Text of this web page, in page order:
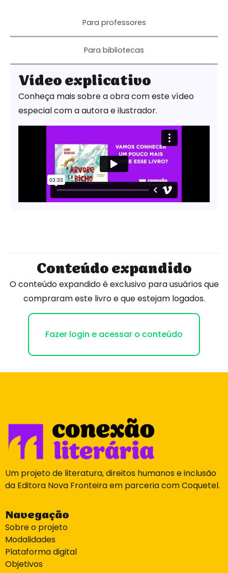
Para professores
Para bibliotecas
Vídeo explicativo
Conheça mais sobre a obra com este vídeo
especial com a autora e ilustrador.
Conteúdo expandido
O conteúdo expandido é exclusivo para usuários que
compraram este livro e que estejam logados.
Fazer login e acessar o conteúdo
Um projeto de literatura, direitos humanos e inclusão
da Editora Nova Fronteira em parceria com Coquetel.
Navegação
Sobre o projeto
Modalidades
Plataforma digital
Objetivos